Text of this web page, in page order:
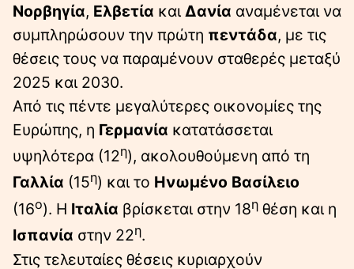
Νορβηγία, Ελβετία και Δανία αναμένεται να
συμπληρώσουν την πρώτη πεντάδα, με τις
θέσεις τους να παραμένουν σταθερές μεταξύ
2025 και 2030.
Από τις πέντε μεγαλύτερες οικονομίες της
Ευρώπης, η Γερμανία κατατάσσεται
υψηλότερα (12η), ακολουθούμενη από τη
Γαλλία (15η) και το Ηνωμένο Βασίλειο
(16ο). Η Ιταλία βρίσκεται στην 18η θέση και η
Ισπανία στην 22η.
Στις τελευταίες θέσεις κυριαρχούν